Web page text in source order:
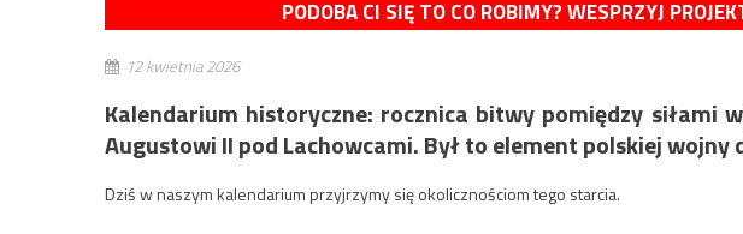
PODOBA CI SIĘ TO CO ROBIMY? WESPRZYJ
12 kwietnia 2026
Kalendarium historyczne: rocznica bitwy pomiędzy siłami
Augustowi II pod Lachowcami. Był to element polskiej wojny
Dziś w naszym kalendarium przyjrzymy się okolicznościom tego starcia.